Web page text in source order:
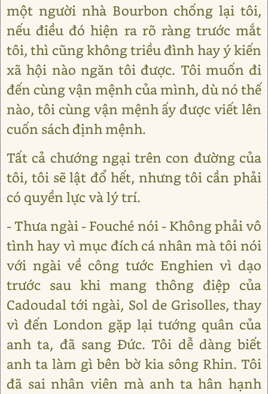
một người nhà Bourbon chống lại tôi,
nếu điều đó hiện ra rõ ràng trước mắt
tôi, thì cũng không triều đình hay ý kiến
xã hội nào ngăn tôi được. Tôi muốn đi
đến cùng vận mệnh của mình, dù nó thế
nào, tôi cùng vận mệnh ấy được viết lên
cuốn sách định mệnh.
Tất cả chướng ngại trên con đường của
tôi, tôi sẽ lật đổ hết, nhưng tôi cần phải
có quyền lực và lý trí.
- Thưa ngài - Fouché nói - Không phải vô
tình hay vì mục đích cá nhân mà tôi nói
với ngài về công tước Enghien vì dạo
trước sau khi mang thông điệp của
Cadoudal tới ngài, Sol de Grisolles, thay
vì đến London gặp lại tướng quân của
anh ta, đã sang Đức. Tôi dễ dàng biết
anh ta làm gì bên bờ kia sông Rhin. Tôi
đã sai nhân viên mà anh ta hân hạnh